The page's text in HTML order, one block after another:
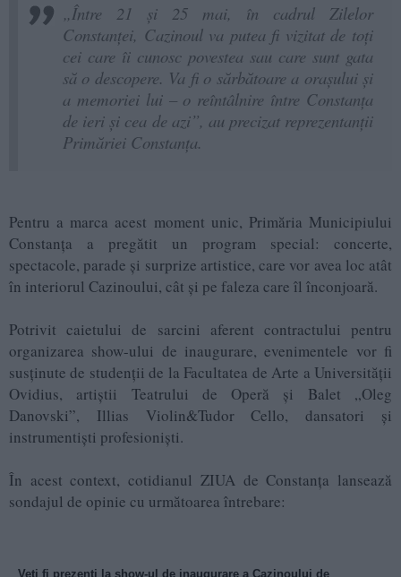
„Între 21 și 25 mai, în cadrul Zilelor
Constanței, Cazinoul va putea fi vizitat de toți
cei care îi cunosc povestea sau care sunt gata
să o descopere. Va fi o sărbătoare a orașului și
a memoriei lui – o reîntâlnire între Constanța
de ieri și cea de azi”, au precizat reprezentanții
Primăriei Constanța.
Pentru a marca acest moment unic, Primăria Municipiului
Constanța a pregătit un program special: concerte,
spectacole, parade și surprize artistice, care vor avea loc atât
în interiorul Cazinoului, cât și pe faleza care îl înconjoară.
Potrivit caietului de sarcini aferent contractului pentru
organizarea show-ului de inaugurare, evenimentele vor fi
susținute de studenții de la Facultatea de Arte a Universității
Ovidius, artiștii Teatrului de Operă și Balet „Oleg
Danovski”, Illias Violin&Tudor Cello, dansatori și
instrumentiști profesioniști.
În acest context, cotidianul ZIUA de Constanța lansează
sondajul de opinie cu următoarea întrebare: